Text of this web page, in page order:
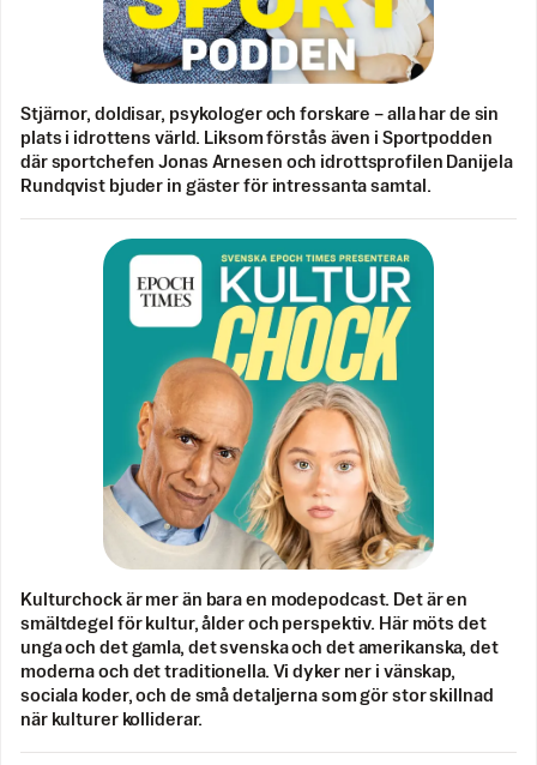
Stjärnor, doldisar, psykologer och forskare – alla har de sin
plats i idrottens värld. Liksom förstås även i Sportpodden
där sportchefen Jonas Arnesen och idrottsprofilen Danijela
Rundqvist bjuder in gäster för intressanta samtal.
Kulturchock är mer än bara en modepodcast. Det är en
smältdegel för kultur, ålder och perspektiv. Här möts det
unga och det gamla, det svenska och det amerikanska, det
moderna och det traditionella. Vi dyker ner i vänskap,
sociala koder, och de små detaljerna som gör stor skillnad
när kulturer kolliderar.